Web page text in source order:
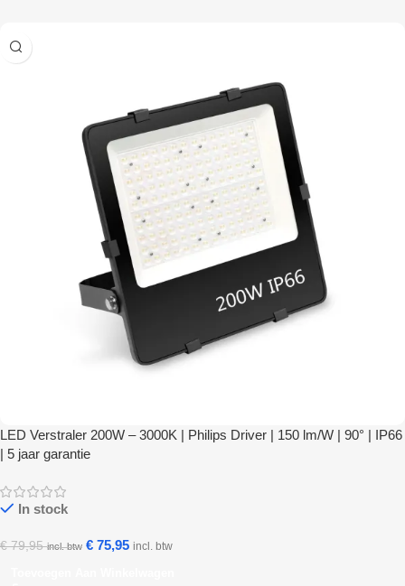
LED Verstraler 200W – 3000K | Philips Driver | 150 lm/W | 90° | IP66
| 5 jaar garantie
In stock
€79,95 incl. btw € 75,95 incl. btw